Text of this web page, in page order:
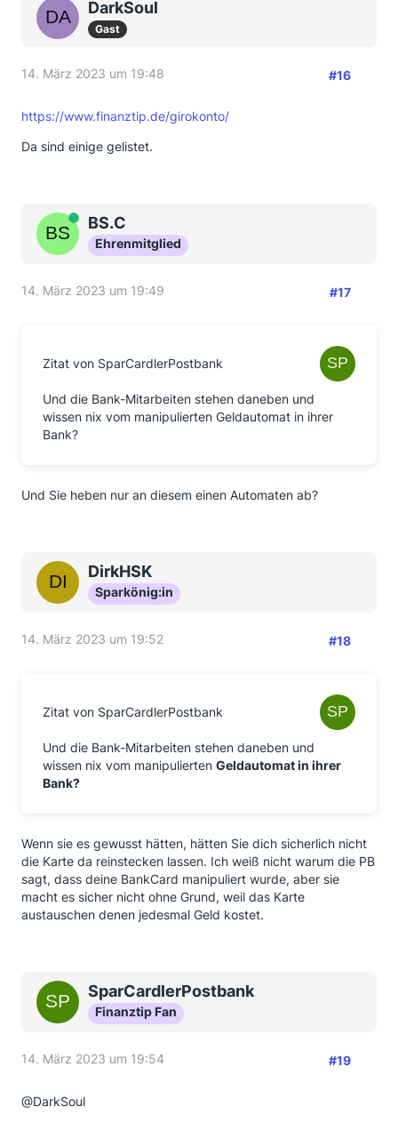
DarkSoul
Gast
14. März 2023 um 19:48 #16
https://www.finanztip.de/girokonto/
Da sind einige gelistet.
OnlineBS.C
Ehrenmitglied
14. März 2023 um 19:49 #17
Zitat von SparCardlerPostbank
Und die Bank-Mitarbeiten stehen daneben und
wissen nix vom manipulierten Geldautomat in ihrer
Bank?
Und Sie heben nur an diesem einen Automaten ab?
DirkHSK
Sparkönig:in
14. März 2023 um 19:52 #18
Zitat von SparCardlerPostbank
Und die Bank-Mitarbeiten stehen daneben und
wissen nix vom manipulierten Geldautomat in ihrer
Bank?
Wenn sie es gewusst hätten, hätten Sie dich sicherlich nicht
die Karte da reinstecken lassen. Ich weiß nicht warum die PB
sagt, dass deine BankCard manipuliert wurde, aber sie
macht es sicher nicht ohne Grund, weil das Karte
austauschen denen jedesmal Geld kostet.
SparCardlerPostbank
Finanztip Fan
14. März 2023 um 19:54 #19
@DarkSoul